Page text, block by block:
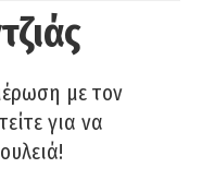
με τον
για να